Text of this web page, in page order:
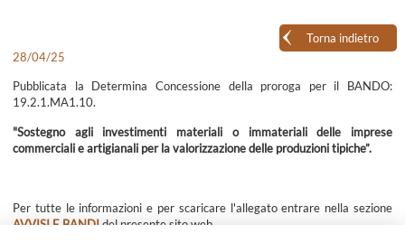
Torna indietro
28/04/25
Pubblicata la Determina Concessione della proroga per il BANDO:
19.2.1.MA1.10.
"Sostegno agli investimenti materiali o immateriali delle imprese
commerciali e artigianali per la valorizzazione delle produzioni tipiche”.
Per tutte le informazioni e per scaricare l'allegato entrare nella sezione
AVVISI E BANDIdel presente sito web.